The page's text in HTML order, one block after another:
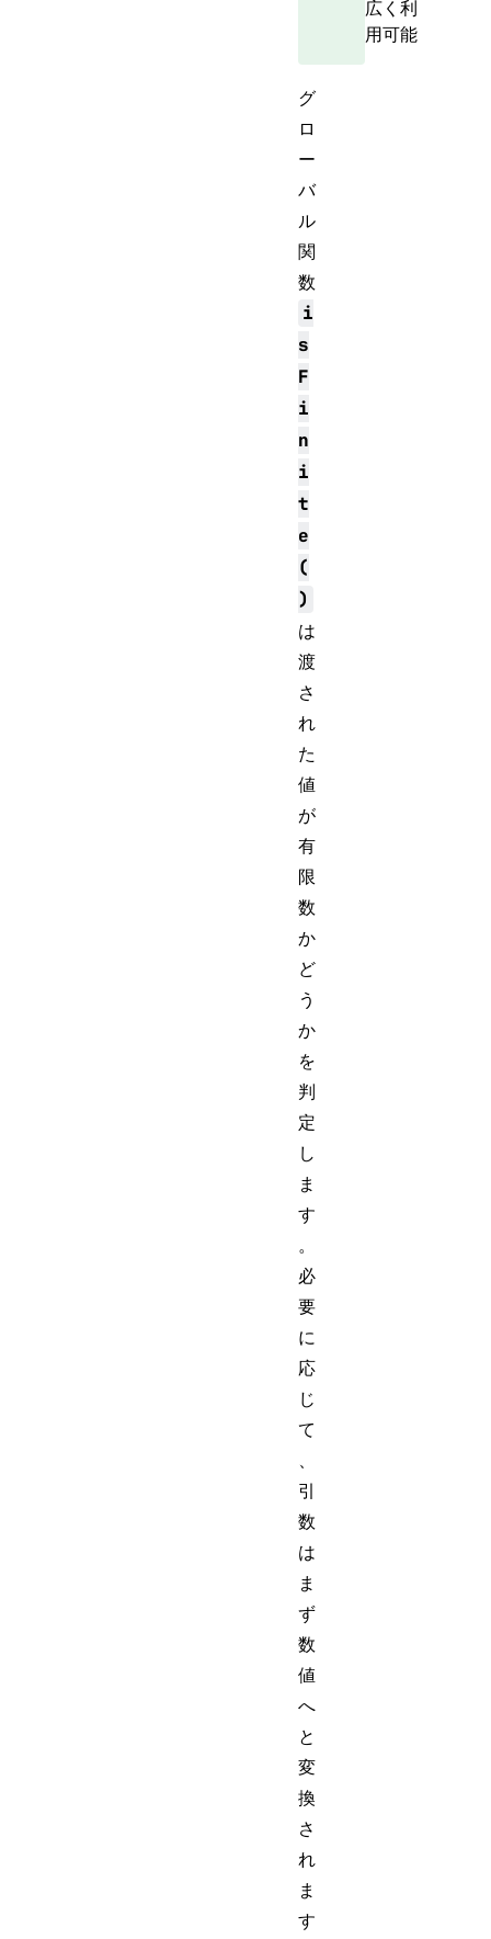
広く利
用可能
グ
ロ
ー
バ
ル
関
数
i
s
F
i
n
i
t
e
(
)
は
渡
さ
れ
た
値
が
有
限
数
か
ど
う
か
を
判
定
し
ま
す
。
必
要
に
応
じ
て
、
引
数
は
ま
ず
数
値
へ
と
変
換
さ
れ
ま
す